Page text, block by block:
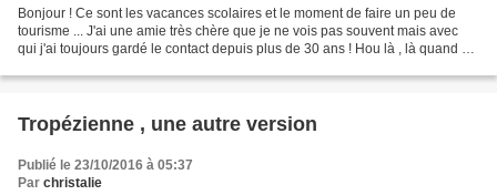
Bonjour ! Ce sont les vacances scolaires et le moment de faire un peu de
tourisme ... J'ai une amie très chère que je ne vois pas souvent mais avec
qui j'ai toujours gardé le contact depuis plus de 30 ans ! Hou là , là quand on
Tropézienne , une autre version
Publié le 23/10/2016 à 05:37
Par christalie